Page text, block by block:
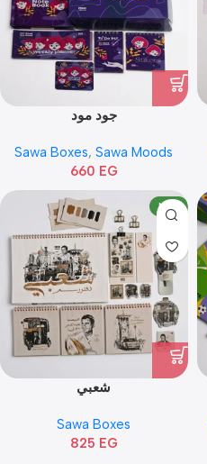
جود مود
Sawa Boxes,Sawa Moods
660 EG
NEW
شعبي
Sawa Boxes
825 EG